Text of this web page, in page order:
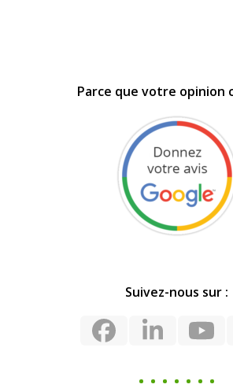
Parce que votre opinion
Suivez-nous sur :
Facebook